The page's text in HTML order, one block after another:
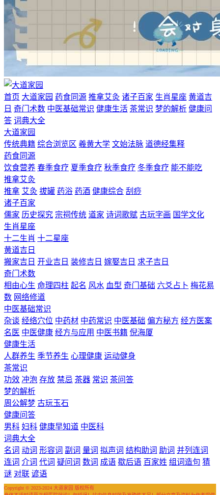
首页 大道家园 药食同源 推拿艾灸 诸子百家 生肖星座 黄道吉
日 奇门术数 中医基础常识 健康生活 茶常识 梦的解析 健康问
答 词典大全
大道家园
传统典籍 综合浏览区 羲黄大学 文始法脉 道德经集释
药食同源
饮食营养 春季食疗 夏季食疗 秋季食疗 冬季食疗 能不能吃
推拿艾灸
推拿 艾灸 拔罐 药浴 药酒 健康综合 刮痧
诸子百家
儒家 历史探究 宗祠传统 道家 诗词歌赋 古玩字画 国学文化
生肖星座
十二生肖 十二星座
黄道吉日
搬家吉日 开业吉日 装修吉日 嫁娶吉日 求子吉日
奇门术数
相由心生 命理四柱 起名 风水 血型 奇门基础 六爻占卜 梅花易
数 网络修道
中医基础常识
杂谈 经络穴位 中药材 中药常识 中医基础 偏方秘方 经方医案
名医 中医健康 经方与应用 中医书籍 倪海厦
健康生活
人群养生 季节养生 心理健康 运动健身
茶常识
功效 冲泡 存放 禁忌 茶器 常识 茶问答
梦的解析
周公解梦 古玩玉石
健康问答
男科 妇科 健康早知道 中医科
词典大全
名词 动词 形容词 副词 量词 拟声词 结构助词 助词 并列连词
连词 介词 代词 疑问词 数词 成语 歇后语 百家姓 组词造句 猜
谜 对联 谚语
Copyright © 2023-2024 大道家园 版权所有